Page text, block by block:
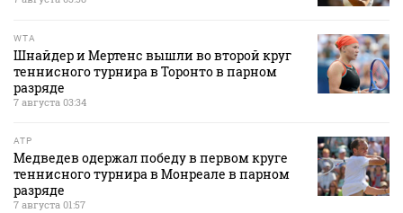
WTA
Шнайдер и Мертенс вышли во второй круг
теннисного турнира в Торонто в парном
разряде
7 августа 03:34
ATP
Медведев одержал победу в первом круге
теннисного турнира в Монреале в парном
разряде
7 августа 01:57